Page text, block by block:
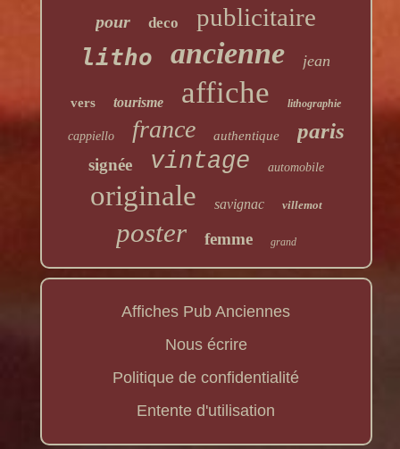
pour deco publicitaire
litho ancienne jean
vers tourisme affiche lithographie
cappiello france authentique paris
signée vintage automobile
originale savignac villemot
poster femme grand
Affiches Pub Anciennes
Nous écrire
Politique de confidentialité
Entente d'utilisation